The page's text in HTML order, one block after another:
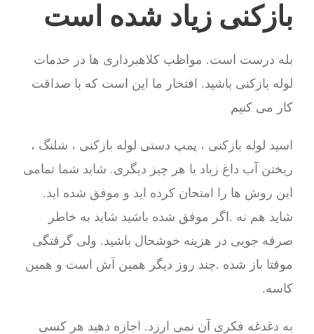
بازکنی زیاد شده است
بله درست است. مواظب کلاهبرداری ها در خدمات
لوله بازکنی باشید. افتخار ما این است که با صداقت
کار می کنیم
اسید لوله بازکنی ، پمپ دستی لوله بازکنی ، شلنگ ،
ریختن آب داغ زیاد یا هر چیز دیگری. شاید شما تمامی
این روش ها را امتحان کرده اید و موفق شده اید.
شاید هم نه .اگر موفق شده باشید شاید به خاطر
صرفه جویی در هزینه خوشحال باشید. ولی گرفتگی
موفتا باز شده .چند روز دیگر همین آش است و همین
کاسه.
به دغدغه فکری آن نمی ارزد. اجازه دهید هر کسی